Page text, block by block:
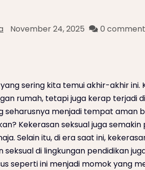
November 24, 2025 0
sering kita temui akhir-akhir ini.
rumah, tetapi juga kerap terjadi di
seharusnya menjadi tempat aman
Kekerasan seksual juga semakin
Selain itu, di era saat ini,
di lingkungan pendidikan
seperti ini menjadi momok yang